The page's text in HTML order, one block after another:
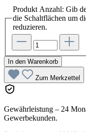
Produkt Anzahl: Gib
die Schaltflächen um
reduzieren.
In den Warenkorb
Zum Merkzettel
Gewährleistung – 24
Gewerbekunden.